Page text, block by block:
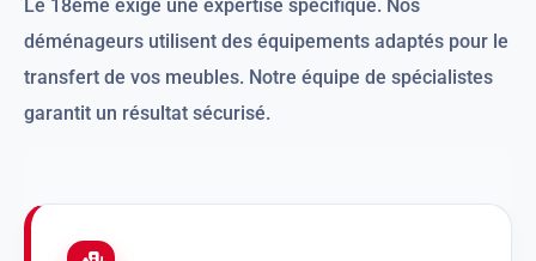
Le 18ème exige une expertise spécifique. Nos
déménageurs utilisent des équipements adaptés pour le
transfert de vos meubles. Notre équipe de spécialistes
garantit un résultat sécurisé.